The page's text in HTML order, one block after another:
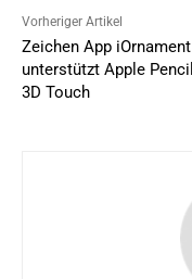
Vorheriger Artikel
Zeichen App iOrnament
unterstützt Apple
3D Touch